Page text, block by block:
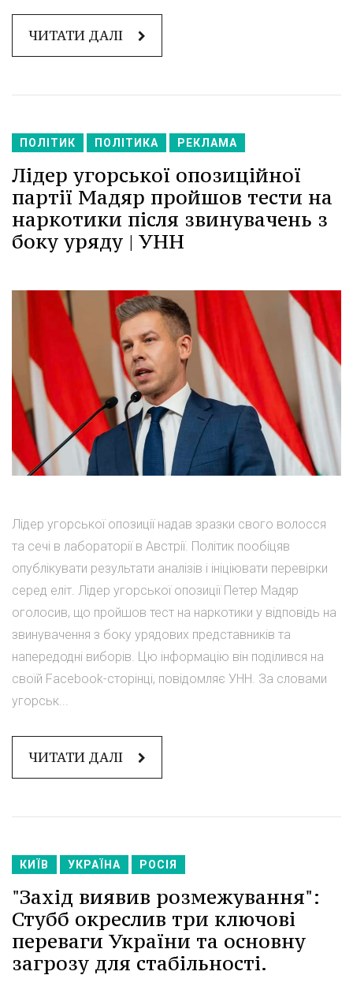
ЧИТАТИ ДАЛІ
ПОЛІТИК ПОЛІТИКА РЕКЛАМА
Лідер угорської опозиційної
партії Мадяр пройшов тести на
наркотики після звинувачень з
боку уряду | УНН
Лідер угорської опозиції надав зразки свого волосся
та сечі в лабораторії в Австрії. Політик пообіцяв
опублікувати результати аналізів і ініціювати перевірки
серед еліт. Лідер угорської опозиції Петер Мадяр
оголосив, що пройшов тест на наркотики у відповідь на
звинувачення з боку урядових представників та
напередодні виборів. Цю інформацію він поділився на
своїй Facebook-сторінці, повідомляє УНН. За словами
угорськ...
ЧИТАТИ ДАЛІ
КИЇВ УКРАЇНА РОСІЯ
"Захід виявив розмежування":
Стубб окреслив три ключові
переваги України та основну
загрозу для стабільності.